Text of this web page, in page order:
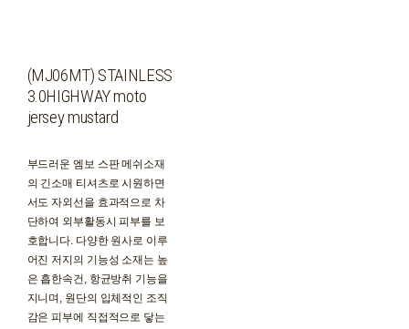
(MJ06MT) STAINLESS
3.0HIGHWAY moto
jersey mustard
부드러운 엠보 스판 메쉬소재
의 긴소매 티셔츠로 시원하면
서도 자외선을 효과적으로 차
단하여 외부활동시 피부를 보
호합니다. 다양한 원사로 이루
어진 저지의 기능성 소재는 높
은 흡한속건, 항균방취 기능을
지니며, 원단의 입체적인 조직
감은 피부에 직접적으로 닿는